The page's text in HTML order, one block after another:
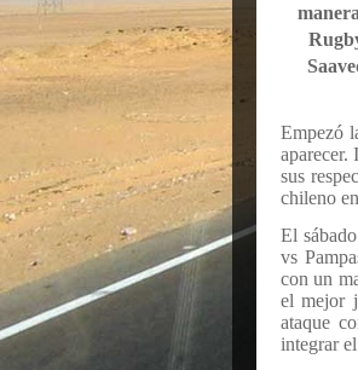
Empezó
aparecer.
sus
chileno
El
vs
con un
el mejor
ataque
integrar